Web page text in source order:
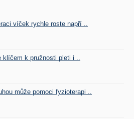
víček rychle roste napří ..
klíčem k pružnosti pleti i ..
může pomoci fyzioterapi ..